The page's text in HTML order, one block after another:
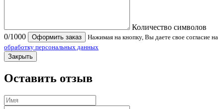
Количество символов
0/1000 Оформить заказ
Нажимая на кнопку, Вы даете свое согласие на
обработку персональных данных
Закрыть
Оставить отзыв